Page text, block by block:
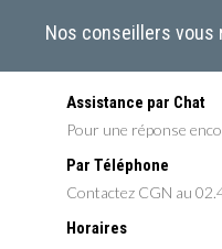
Nos conseillers vous
Assistance par Chat
Pour une réponse
Par Téléphone
Contactez CGN au
Horaires